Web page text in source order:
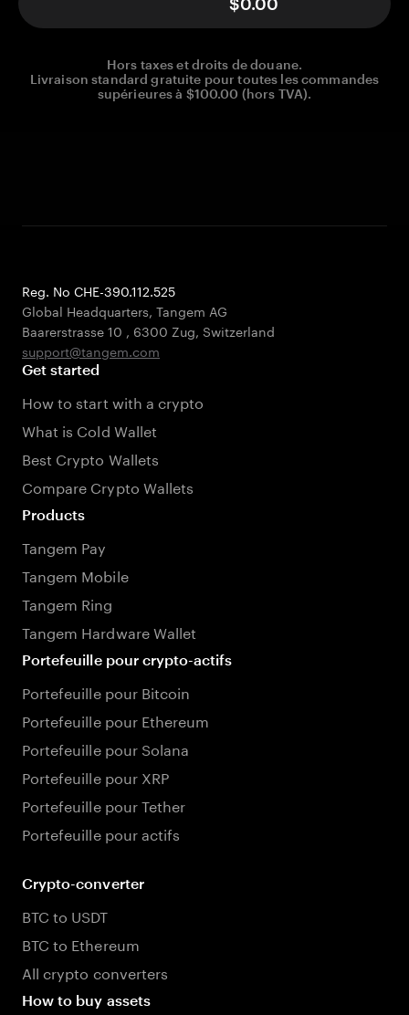
Hors taxes et droits de douane.
Livraison standard gratuite pour toutes les commandes
supérieures à $100.00 (hors TVA).
Reg. No CHE-390.112.525
Global Headquarters, Tangem AG
Baarerstrasse 10 , 6300 Zug, Switzerland
support@tangem.com
Get started
How to start with a crypto
What is Cold Wallet
Best Crypto Wallets
Compare Crypto Wallets
Products
Tangem Pay
Tangem Mobile
Tangem Ring
Tangem Hardware Wallet
Portefeuille pour crypto-actifs
Portefeuille pour Bitcoin
Portefeuille pour Ethereum
Portefeuille pour Solana
Portefeuille pour XRP
Portefeuille pour Tether
Portefeuille pour actifs
Crypto-converter
BTC to USDT
BTC to Ethereum
All crypto converters
How to buy assets